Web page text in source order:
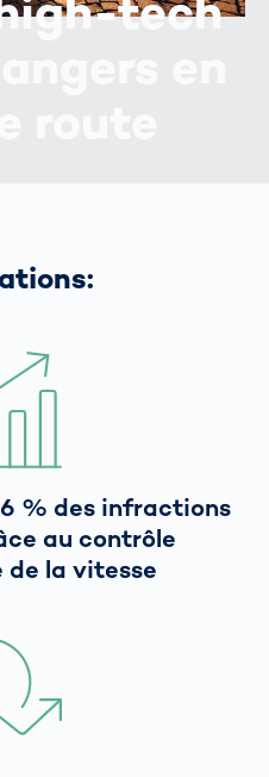
tech
% des infractions
au contrôle
la vitesse